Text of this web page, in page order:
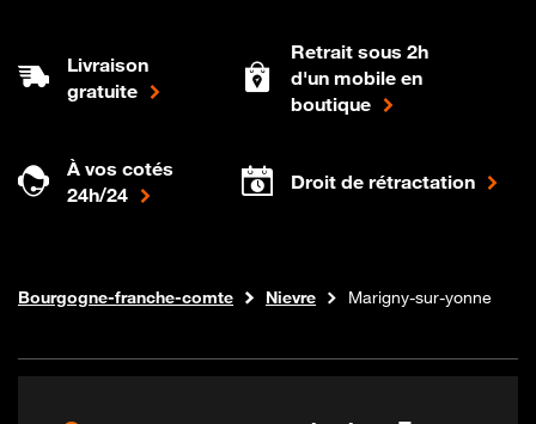
Livraison
gratuite
Retrait sous 2h
d'un mobile en
boutique
À vos cotés
24h/24
Droit de rétractation
Boutique Orange
Internet fibre
Bourgogne-franche-comte Nievre Marigny-sur-yonne